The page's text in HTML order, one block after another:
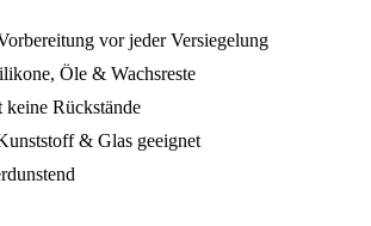
vor jeder Versiegelung
Öle & Wachsreste
keine Rückstände
& Glas geeignet